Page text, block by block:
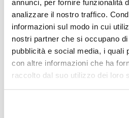
annunci, per fornire funzionalità
analizzare il nostro traffico.
informazioni sul modo in cui
nostri partner che si occupano
pubblicità e social media, i quali
con altre informazioni che ha
raccolto dal suo utilizzo dei loro
sociali. L’intervento si è
una discussione sui
l’innovazione: ovvero
la finalitàdi costruire
e imprese e